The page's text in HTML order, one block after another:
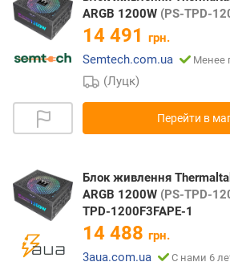
ARGB 1200W (PS-TPD-
14 491 грн.
Semtech.com.ua
Менее
(Луцк)
Перейти в
Блок живлення
ARGB 1200W (PS-TPD-
TPD-1200F3FAPE-1
14 488 грн.
3aua.com.ua
С нами 6